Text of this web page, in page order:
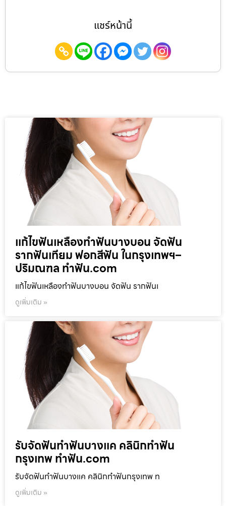
แชร์หน้านี้
แก้ไขฟันเหลืองทำฟันบางบอน จัดฟัน
รากฟันเทียม ฟอกสีฟัน ในกรุงเทพฯ–
ปริมณฑล ทำฟัน.com
แก้ไขฟันเหลืองทำฟันบางบอน จัดฟัน รากฟันเ
ดูเพิ่มเติม »
รับจัดฟันทำฟันบางแค คลินิกทำฟัน
กรุงเทพ ทำฟัน.com
รับจัดฟันทำฟันบางแค คลินิกทำฟันกรุงเทพ ท
ดูเพิ่มเติม »